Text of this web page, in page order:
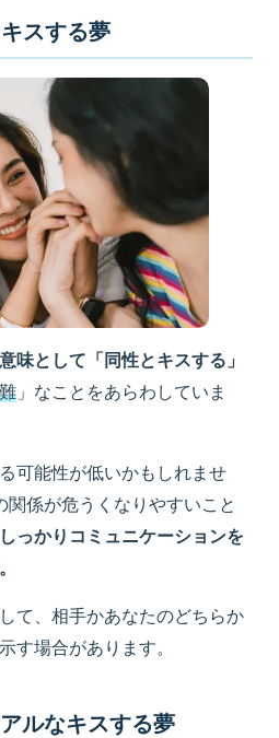
スする夢
味として「同性とキスする」
」なことをあらわしていま
可能性が低いかもしれませ
係が危うくなりやすいこと
っかりコミュニケーションを
て、相手かあなたのどちらか
す場合があります。
ルなキスする夢